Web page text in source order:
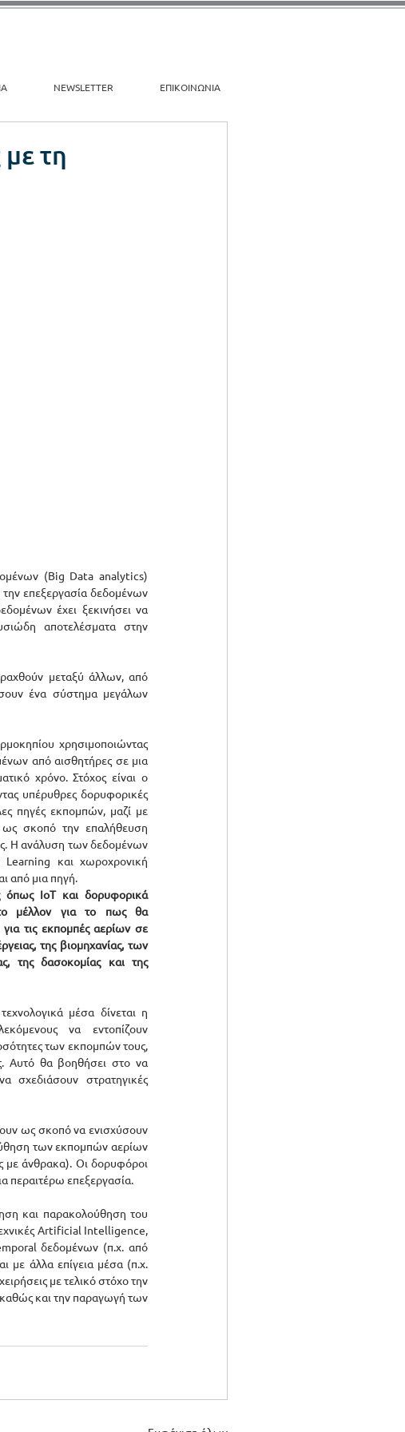
NEWSLETTER ΕΠΙΚΟΙΝΩΝΙΑ
τη
(Big Data analytics)
επεξεργασία δεδομένων
έχει ξεκινήσει να
αποτελέσματα στην
μεταξύ άλλων, από
ένα σύστημα μεγάλων
χρησιμοποιώντας
από αισθητήρες σε μια
χρόνο. Στόχος είναι ο
υπέρυθρες δορυφορικές
πηγές εκπομπών, μαζί με
ως σκοπό την επαλήθευση
Η ανάλυση των δεδομένων
και χωροχρονική
από μια πηγή.
όπως IoT και δορυφορικά
μέλλον για το πως θα
τις εκπομπές αερίων σε
της βιομηχανίας, των
της δασοκομίας και της
μέσα δίνεται η
να εντοπίζουν
των εκπομπών τους,
Αυτό θα βοηθήσει στο να
σχεδιάσουν στρατηγικές
ως σκοπό να ενισχύσουν
των εκπομπών αερίων
με άνθρακα). Οι δορυφόροι
περαιτέρω επεξεργασία.
και παρακολούθηση του
Artificial Intelligence,
δεδομένων (π.χ. από
με άλλα επίγεια μέσα (π.χ.
με τελικό στόχο την
και την παραγωγή των